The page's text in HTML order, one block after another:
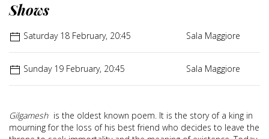
Shows
Saturday 18 February, 20:45 Sala Maggiore
Sunday 19 February, 20:45 Sala Maggiore
Gilgamesh is the oldest known poem. It is the story of a king in
mourning for the loss of his best friend who decides to leave the